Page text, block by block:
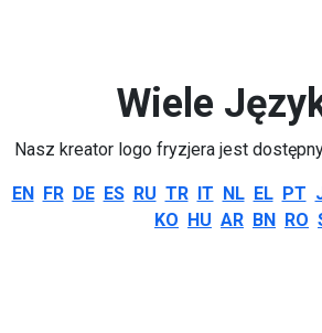
Wiele
Nasz kreator logo fryzjera jest
EN FR DE ES RU TR IT NL EL PT
KO HU AR BN RO